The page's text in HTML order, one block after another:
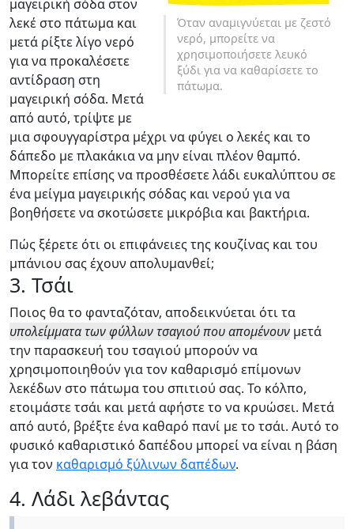
Όταν αναμιγνύεται με ζεστό
νερό, μπορείτε να
χρησιμοποιήσετε λευκό
ξύδι για να καθαρίσετε το
πάτωμα.
μαγειρική σόδα στον
λεκέ στο πάτωμα και
μετά ρίξτε λίγο νερό
για να προκαλέσετε
αντίδραση στη
μαγειρική σόδα. Μετά
από αυτό, τρίψτε με
μια σφουγγαρίστρα μέχρι να φύγει ο λεκές και το
δάπεδο με πλακάκια να μην είναι πλέον θαμπό.
Μπορείτε επίσης να προσθέσετε λάδι ευκαλύπτου σε
ένα μείγμα μαγειρικής σόδας και νερού για να
βοηθήσετε να σκοτώσετε μικρόβια και βακτήρια.
Πώς ξέρετε ότι οι επιφάνειες της κουζίνας και του
μπάνιου σας έχουν απολυμανθεί;
3. Τσάι
Ποιος θα το φανταζόταν, αποδεικνύεται ότι τα
υπολείμματα των φύλλων τσαγιού που απομένουν μετά
την παρασκευή του τσαγιού μπορούν να
χρησιμοποιηθούν για τον καθαρισμό επίμονων
λεκέδων στο πάτωμα του σπιτιού σας. Το κόλπο,
ετοιμάστε τσάι και μετά αφήστε το να κρυώσει. Μετά
από αυτό, βρέξτε ένα καθαρό πανί με το τσάι. Αυτό το
φυσικό καθαριστικό δαπέδου μπορεί να είναι η βάση
για τον καθαρισμό ξύλινων δαπέδων.
4. Λάδι λεβάντας